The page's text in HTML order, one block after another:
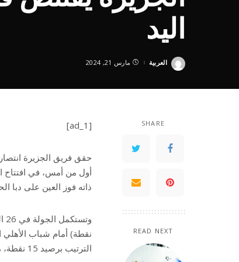
اليد
Posted
العربية مارس 21, 2024
SHARE
READ NEXT
[ad_1]
أول من أمس، في افتتاح
ذاته فوز العين على دبا
الترتيب برصيد 15 نقطة، مع مستضيفه مليحة صاحب المركز الرابع ورصيد 17 نقطة.